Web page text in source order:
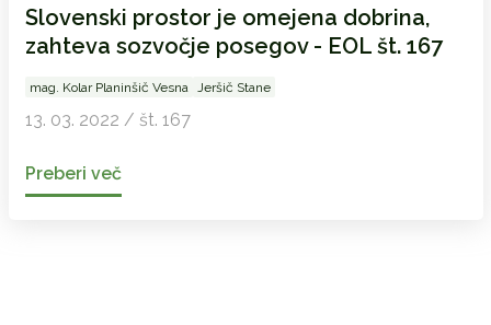
Slovenski prostor je omejena dobrina,
zahteva sozvočje posegov - EOL št. 167
mag. Kolar Planinšič Vesna Jeršič Stane
13. 03. 2022 / št. 167
Preberi več